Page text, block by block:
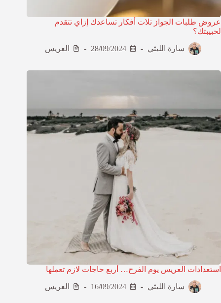
عروض طلبات الجواز تلات أفكار تساعدك إزاي تتقدم
لحبيبتك؟
سارة الليثي 28/09/2024 العريس
استعدادات العريس يوم الفرح… أربع حاجات لازم تعملها
سارة الليثي 16/09/2024 العريس